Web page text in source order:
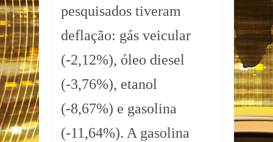
pesquisados tiveram
deflação: gás veicular
(-2,12%), óleo diesel
(-3,76%), etanol
(-8,67%) e gasolina
(-11,64%). A gasolina